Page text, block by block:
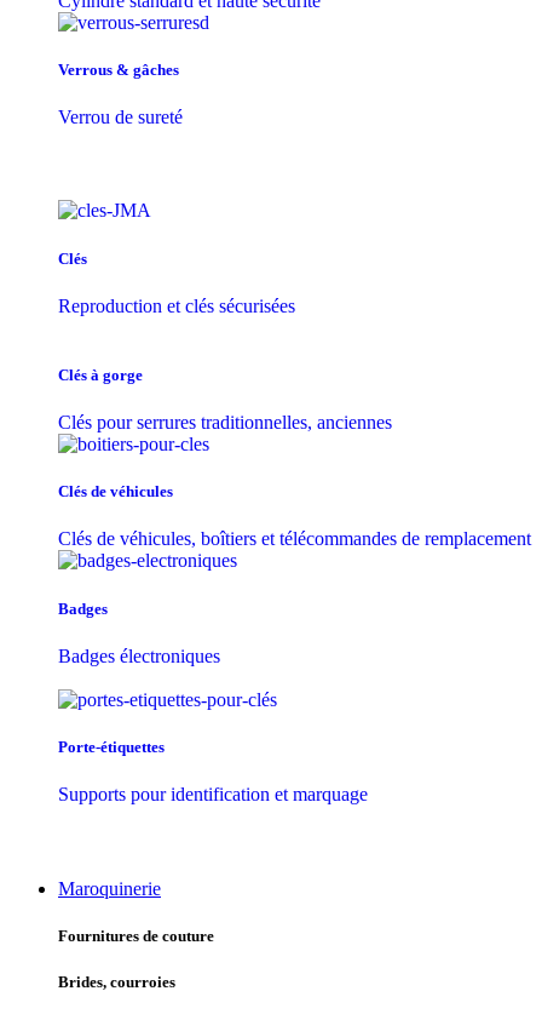
Verrous & gâches
Verrou de sureté
Clés
Reproduction et clés sécurisées
Clés à gorge
Clés pour serrures traditionnelles, anciennes
Clés de véhicules
Clés de véhicules, boîtiers et télécommandes de remplacement
Badges
Badges électroniques
Porte-étiquettes
Supports pour identification et marquage
Maroquinerie
Fournitures de couture
Brides, courroies